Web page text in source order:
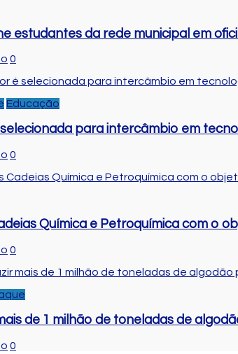
estudantes da rede municipal em
0
Educação
para intercâmbio em
0
Química e Petroquímica com o
0
de 1 milhão de toneladas de
0